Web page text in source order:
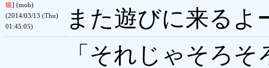
狼] (mob)
(2014/03/13 (Thu)
01:45:05)
また遊びに来るよ
「それじゃそろ